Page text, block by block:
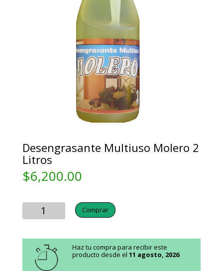
Desengrasante Multiuso Molero 2
Litros
$6,200.00
Cantidad
Comprar
Haz tu compra para recibir este
producto desde el 11 agosto, 2026